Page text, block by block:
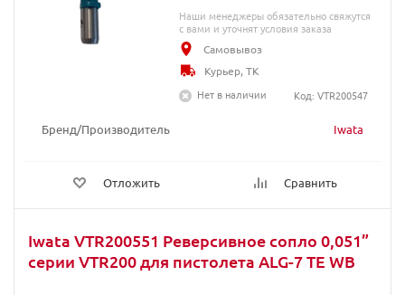
Бренд/Производитель Iwata
Отложить Сравнить
Наши менеджеры обязательно свяжутся
с вами и уточнят условия заказа
Самовывоз
Курьер, ТК
Нет в наличии
Код: VTR200547
Iwata VTR200551 Реверсивное сопло 0,051”
серии VTR200 для пистолета ALG-7 TE WB